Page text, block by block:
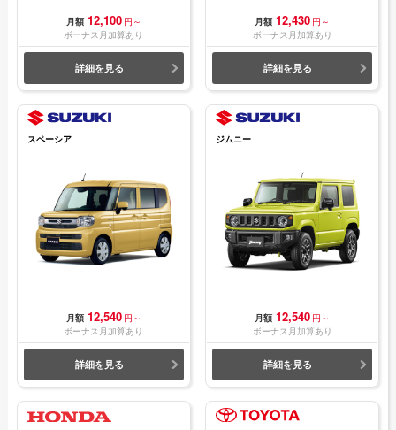
月額 12,100 円～
ボーナス月加算あり
詳細を見る
月額 12,430 円～
ボーナス月加算あり
詳細を見る
スペーシア
月額 12,540 円～
ボーナス月加算あり
詳細を見る
ジムニー
月額 12,540 円～
ボーナス月加算あり
詳細を見る